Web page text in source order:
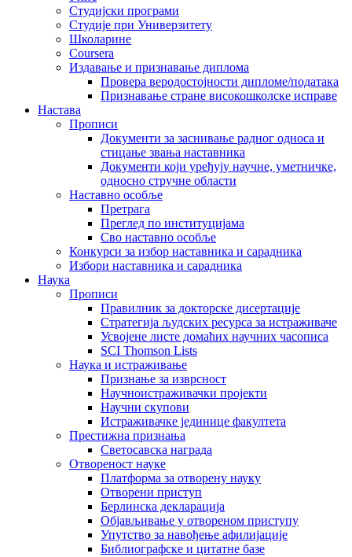
Студијски програми
Студије при Универзитету
Школарине
Coursera
Издавање и признавање диплома
Провера веродостојности дипломе/података
Признавање стране високошколске исправе
Настава
Прописи
Документи за заснивање радног односа и
стицање звања наставника
Документи који уређују научне, уметничке,
односно стручне области
Наставно особље
Претрага
Преглед по институцијама
Сво наставно особље
Конкурси за избор наставника и сарадника
Избори наставника и сарадника
Наука
Прописи
Правилник за докторске дисертације
Стратегија људских ресурса за истраживаче
Усвојене листе домаћих научних часописа
SCI Thomson Lists
Наука и истраживање
Признање за изврсност
Научноистраживачки пројекти
Научни скупови
Истраживачке јединице факултета
Престижна признања
Светосавска награда
Отвореност науке
Платформа за отворену науку
Отворени приступ
Берлинска декларација
Објављивање у отвореном приступу
Упутство за навођење афилијације
Библиографске и цитатне базе